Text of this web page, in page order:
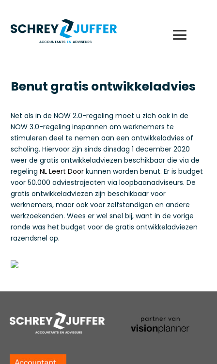
Benut gratis ontwikkeladvies
Net als in de NOW 2.0-regeling moet u zich ook in de
NOW 3.0-regeling inspannen om werknemers te
stimuleren deel te nemen aan een ontwikkeladvies of
scholing. Hiervoor zijn sinds dinsdag 1 december 2020
weer de gratis ontwikkeladviezen beschikbaar die via de
regelingNL Leert Door kunnen worden benut. Er is budget
voor 50.000 adviestrajecten via loopbaanadviseurs. De
gratis ontwikkeladviezen zijn beschikbaar voor
werknemers, maar ook voor zelfstandigen en andere
werkzoekenden. Wees er wel snel bij, want in de vorige
ronde was het budget voor de gratis ontwikkeladviezen
razendsnel op.